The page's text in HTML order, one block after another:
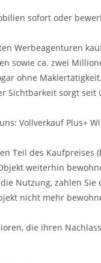
sofort oder
Werbeagenturen
sowie ca. zwei
ohne
Sichtbarkeit sorgt
Vollverkauf Plus+
Teil des
weiterhin
Nutzung, zahlen
nicht mehr
die ihren